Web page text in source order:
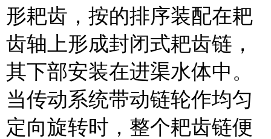
形耙齿，按的排序装配在耙
齿轴上形成封闭式耙齿链，
其下部安装在进渠水体中。
当传动系统带动链轮作均匀
定向旋转时，整个耙齿链便